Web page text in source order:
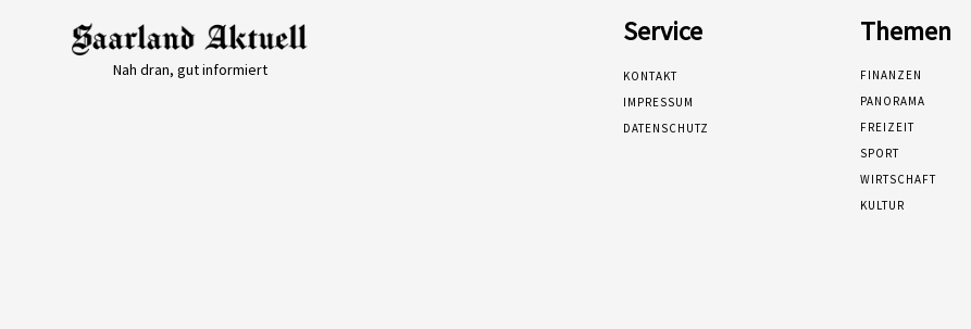
Nah dran, gut informiert
Service
KONTAKT
IMPRESSUM
DATENSCHUTZ
Themen
FINANZEN
PANORAMA
FREIZEIT
SPORT
WIRTSCHAFT
KULTUR